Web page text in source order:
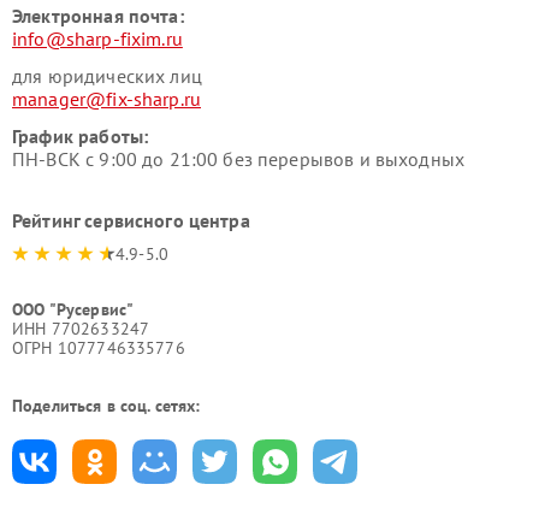
Электронная почта:
info@sharp-fixim.ru
для юридических лиц
manager@fix-sharp.ru
График работы:
ПН-ВСК с 9:00 до 21:00 без перерывов и выходных
Рейтинг сервисного центра
4.9-5.0
ООО "Русервис"
ИНН 7702633247
ОГРН 1077746335776
Поделиться в соц. сетях: